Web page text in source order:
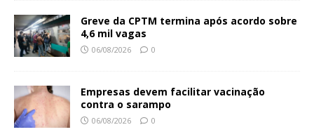
Greve da CPTM termina após acordo sobre
4,6 mil vagas
06/08/2026 0
Empresas devem facilitar vacinação
contra o sarampo
06/08/2026 0